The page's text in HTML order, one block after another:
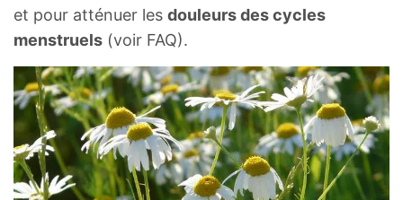
et pour atténuer les douleurs des cycles
menstruels (voir FAQ).